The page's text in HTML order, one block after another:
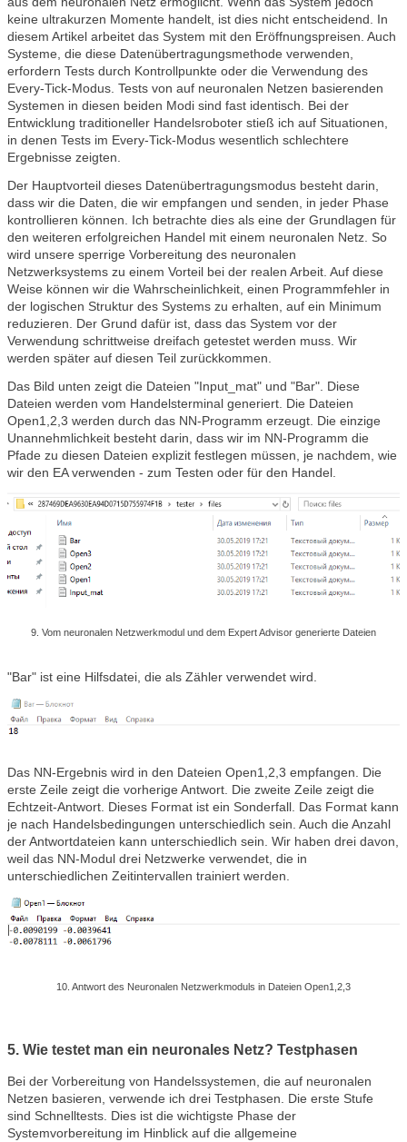
keine ultrakurzen Momente handelt, ist dies nicht entscheidend. In
diesem Artikel arbeitet das System mit den Eröffnungspreisen. Auch
Systeme, die diese Datenübertragungsmethode verwenden,
erfordern Tests durch Kontrollpunkte oder die Verwendung des
Every-Tick-Modus. Tests von auf neuronalen Netzen basierenden
Systemen in diesen beiden Modi sind fast identisch. Bei der
Entwicklung traditioneller Handelsroboter stieß ich auf Situationen,
in denen Tests im Every-Tick-Modus wesentlich schlechtere
Ergebnisse zeigten.
Der Hauptvorteil dieses Datenübertragungsmodus besteht darin,
dass wir die Daten, die wir empfangen und senden, in jeder Phase
kontrollieren können. Ich betrachte dies als eine der Grundlagen für
den weiteren erfolgreichen Handel mit einem neuronalen Netz. So
wird unsere sperrige Vorbereitung des neuronalen
Netzwerksystems zu einem Vorteil bei der realen Arbeit. Auf diese
Weise können wir die Wahrscheinlichkeit, einen Programmfehler in
der logischen Struktur des Systems zu erhalten, auf ein Minimum
reduzieren. Der Grund dafür ist, dass das System vor der
Verwendung schrittweise dreifach getestet werden muss. Wir
werden später auf diesen Teil zurückkommen.
Das Bild unten zeigt die Dateien "Input_mat" und "Bar". Diese
Dateien werden vom Handelsterminal generiert. Die Dateien
Open1,2,3 werden durch das NN-Programm erzeugt. Die einzige
Unannehmlichkeit besteht darin, dass wir im NN-Programm die
Pfade zu diesen Dateien explizit festlegen müssen, je nachdem, wie
wir den EA verwenden - zum Testen oder für den Handel.
9. Vom neuronalen Netzwerkmodul und dem Expert Advisor generierte Dateien
"Bar" ist eine Hilfsdatei, die als Zähler verwendet wird.
Das NN-Ergebnis wird in den Dateien Open1,2,3 empfangen. Die
erste Zeile zeigt die vorherige Antwort. Die zweite Zeile zeigt die
Echtzeit-Antwort. Dieses Format ist ein Sonderfall. Das Format kann
je nach Handelsbedingungen unterschiedlich sein. Auch die Anzahl
der Antwortdateien kann unterschiedlich sein. Wir haben drei davon,
weil das NN-Modul drei Netzwerke verwendet, die in
unterschiedlichen Zeitintervallen trainiert werden.
10. Antwort des Neuronalen Netzwerkmoduls in Dateien Open1,2,3
5. Wie testet man ein neuronales Netz? Testphasen
Bei der Vorbereitung von Handelssystemen, die auf neuronalen
Netzen basieren, verwende ich drei Testphasen. Die erste Stufe
sind Schnelltests. Dies ist die wichtigste Phase der
Systemvorbereitung im Hinblick auf die allgemeine